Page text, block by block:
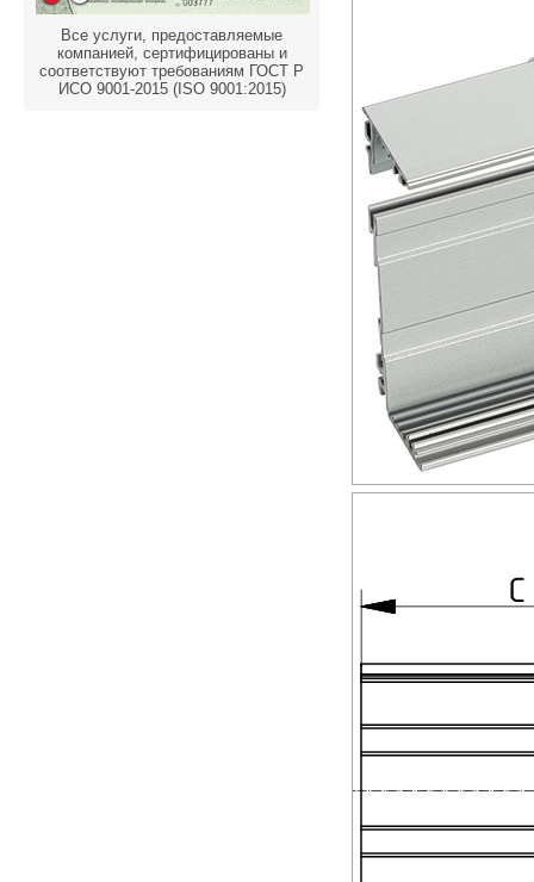
Все услуги, предоставляемые
компанией, сертифицированы и
соответствуют требованиям ГОСТ Р
ИСО 9001-2015 (ISO 9001:2015)